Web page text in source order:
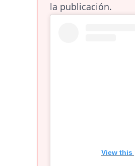
la publicación.
View this